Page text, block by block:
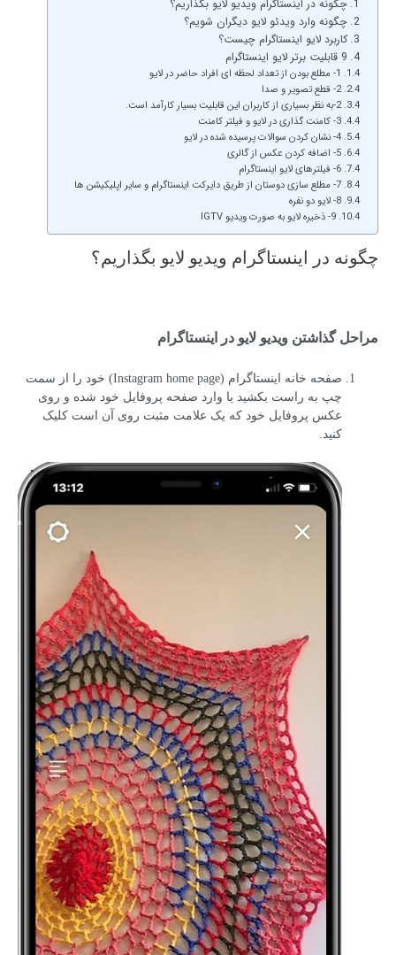
چگونه در اینستاگرام ویدیو لایو بگذاریم؟
چگونه وارد ویدئو لایو دیگران شویم؟
کاربرد لایو اینستاگرام چیست؟
9 قابلیت برتر لایو اینستاگرام
1- مطلع بودن از تعداد لحظه ای افراد حاضر در لایو
2- قطع تصویر و صدا
2-به نظر بسیاری از کاربران این قابلیت بسیار کارآمد است.
3- کامنت گذاری در لایو و فیلتر کامنت
4- نشان کردن سوالات پرسیده شده در لایو
5- اضافه کردن عکس از گالری
6- فیلترهای لایو اینستاگرام
7- مطلع سازی دوستان از طریق دایرکت اینستاگرام و سایر اپلیکیشن ها
8- لایو دو نفره
9- ذخیره لایو به صورت ویدیو IGTV
چگونه در اینستاگرام ویدیو لایو بگذاریم؟
مراحل گذاشتن ویدیو لایو در اینستاگرام
صفحه خانه اینستاگرام (Instagram home page) خود را از سمت
چپ به راست بکشید یا وارد صفحه پروفایل خود شده و روی
عکس پروفایل خود که یک علامت مثبت روی آن است کلیک
کنید.